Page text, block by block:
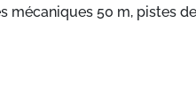
mécaniques 50 m, pistes
sans ascenseur. La